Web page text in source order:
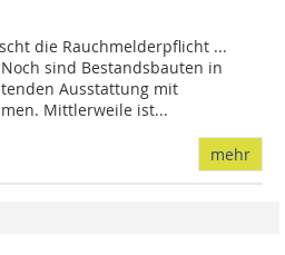
die Rauchmelderpflicht ...
sind Bestandsbauten in
Ausstattung mit
Mittlerweile ist...
mehr